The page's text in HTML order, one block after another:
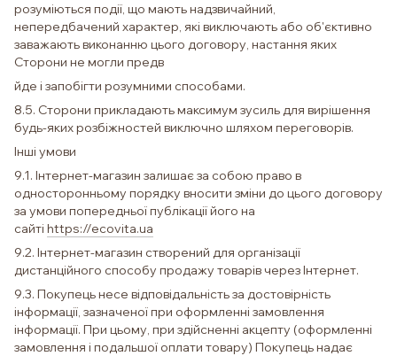
розуміються події, що мають надзвичайний,
непередбачений характер, які виключають або об'єктивно
заважають виконанню цього договору, настання яких
Сторони не могли предв
йде і запобігти розумними способами.
8.5. Сторони прикладають максимум зусиль для вирішення
будь-яких розбіжностей виключно шляхом переговорів.
Інші умови
9.1. Інтернет-магазин залишає за собою право в
односторонньому порядку вносити зміни до цього договору
за умови попередньої публікації його на
сайті https://ecovita.ua
9.2. Інтернет-магазин створений для організації
дистанційного способу продажу товарів через Інтернет.
9.3. Покупець несе відповідальність за достовірність
інформації, зазначеної при оформленні замовлення
інформації. При цьому, при здійсненні акцепту (оформленні
замовлення і подальшої оплати товару) Покупець надає